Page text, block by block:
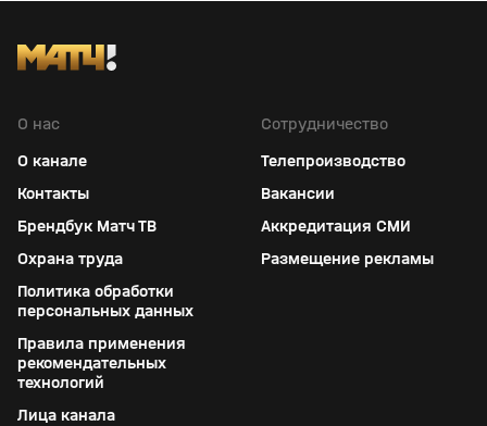
О нас
О канале
Контакты
Брендбук Матч ТВ
Охрана труда
Политика обработки
персональных данных
Правила применения
рекомендательных
технологий
Лица канала
Сотрудничество
Телепроизводство
Вакансии
Аккредитация СМИ
Размещение рекламы